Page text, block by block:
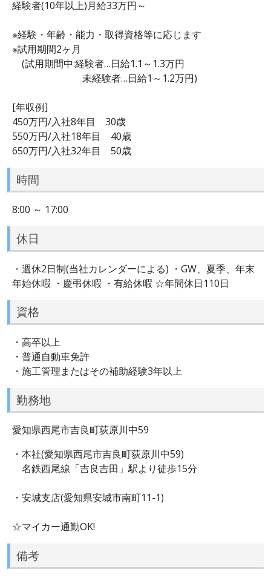
経験者(10年以上)月給33万円～
※経験・年齢・能力・取得資格等に応じます
※試用期間2ヶ月
(試用期間中:経験者…日給1.1～1.3万円
未経験者…日給1～1.2万円)
[年収例]
450万円/入社8年目 30歳
550万円/入社18年目 40歳
650万円/入社32年目 50歳
時間
8:00 ～ 17:00
休日
・週休2日制(当社カレンダーによる) ・GW、夏季、年末
年始休暇 ・慶弔休暇 ・有給休暇 ☆年間休日110日
資格
・高卒以上
・普通自動車免許
・施工管理またはその補助経験3年以上
勤務地
愛知県西尾市吉良町荻原川中59
・本社(愛知県西尾市吉良町荻原川中59)
名鉄西尾線「吉良吉田」駅より徒歩15分
・安城支店(愛知県安城市南町11-1)
☆マイカー通勤OK!
備考